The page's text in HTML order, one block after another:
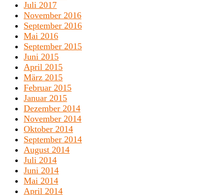
Juli 2017
November 2016
September 2016
Mai 2016
September 2015
Juni 2015
April 2015
März 2015
Februar 2015
Januar 2015
Dezember 2014
November 2014
Oktober 2014
September 2014
August 2014
Juli 2014
Juni 2014
Mai 2014
April 2014